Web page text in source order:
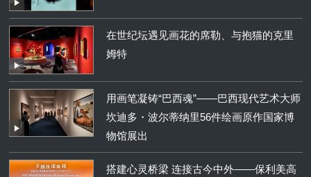
在世纪坛遇见画花的席勒、与抱猫的克里
姆特
用画笔凝铸“巴西魂”——巴西现代艺术大师
坎迪多・波尔蒂纳里56件绘画原作国家博
物馆展出
搭建心灵桥梁 连接古今中外——保利美高